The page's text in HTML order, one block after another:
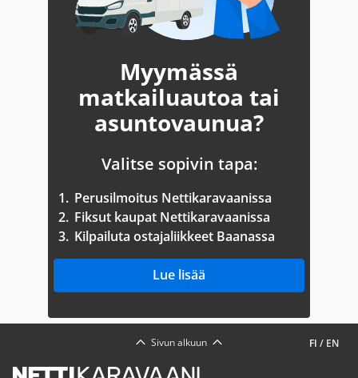
Myymässä
matkailuautoa tai
asuntovaunua?
Valitse sopivin tapa:
1. Perusilmoitus Nettikaravaanissa
2. Fiksut kaupat Nettikaravaanissa
3. Kilpailuta ostajaliikkeet Baanassa
Lue lisää
FI / EN
Sivun alkuun